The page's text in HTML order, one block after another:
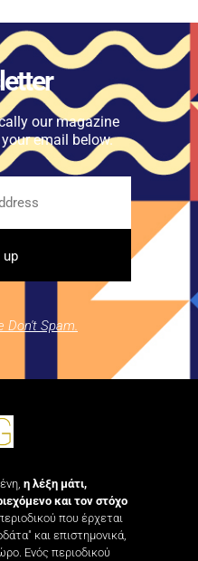
our magazine
email below.
Don't Spam.
η λέξη μάτι,
και τον στόχο
που έρχεται
και επιστημονικά,
Ενός περιοδικού